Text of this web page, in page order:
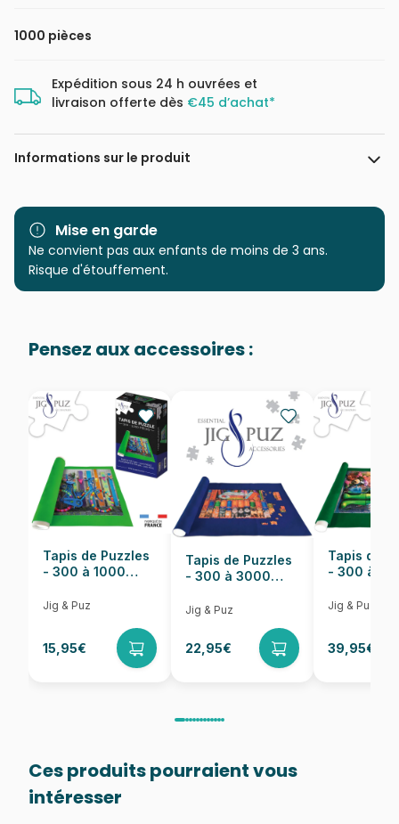
1000 pièces
Expédition sous 24 h ouvrées et
livraison offerte dès €45 d’achat*
Informations sur le produit
Marque Magnolia
Catégorie Puzzles - Villes et Villages
Age
Puzzle pour Adultes (500 à
Provenance Puzzles fabriqués en France
EAN 8699375066739
Nombre de pièces 1000 pièces
Dimensions 68 x 48 cm
Mise en garde
Ne convient pas aux enfants de moins de 3 ans.
Risque d'étouffement.
Pensez aux accessoires :
Tapis de Puzzles
- 300 à 1000
Jig & Puz
15,95€
Tapis de Puzzles
- 300 à 3000
Jig & Puz
22,95€
Tapis de
- 300 à
Jig & Puz
39,95€
Ces produits pourraient vous
intéresser